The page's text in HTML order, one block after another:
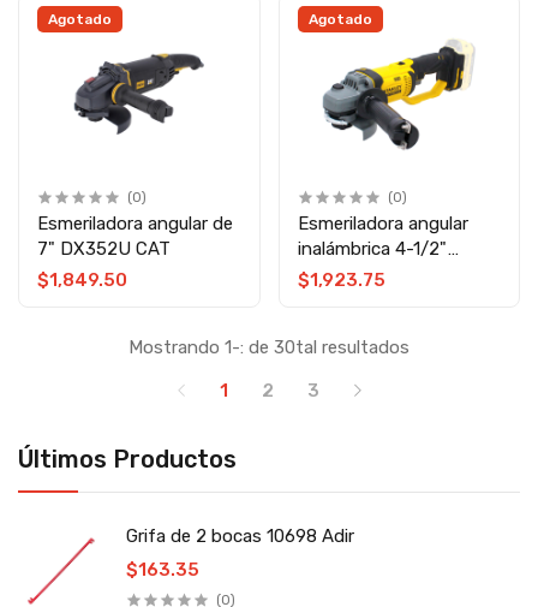
Últimos Productos
Grifa de 2 bocas 10698 Adir
$163.35
(0)
Agotado
(0)
Esmeriladora angular de
7" DX352U CAT
$1,849.50
Agotado
(0)
Esmeriladora angular
inalámbrica 4-1/2"
SCG400-B3 V20
$1,923.75
Mostrando 1-: de 30tal resultados
1
2 3